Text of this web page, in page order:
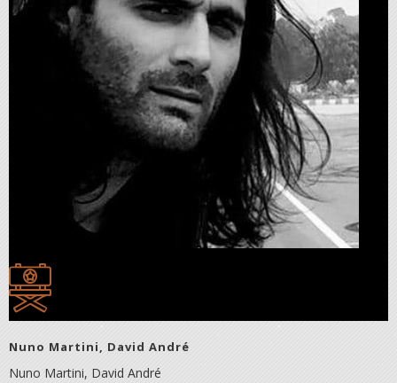
Nuno Martini, David André
Nuno Martini, David André